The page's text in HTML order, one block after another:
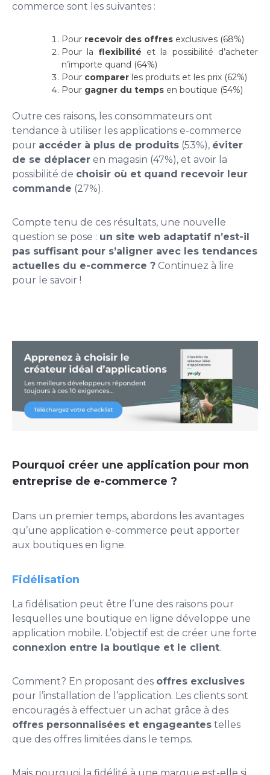
commerce sont les suivantes :
Pour recevoir des offres exclusives (68%)
Pour la flexibilité et la possibilité d’acheter
n’importe quand (64%)
Pour comparer les produits et les prix (62%)
Pour gagner du temps en boutique (54%)
Outre ces raisons, les consommateurs ont
tendance à utiliser les applications e-commerce
pour accéder à plus de produits (53%), éviter
de se déplacer en magasin (47%), et avoir la
possibilité de choisir où et quand recevoir leur
commande (27%).
Compte tenu de ces résultats, une nouvelle
question se pose : un site web adaptatif n’est-il
pas suffisant pour s’aligner avec les tendances
actuelles du e-commerce ? Continuez à lire
pour le savoir !
Pourquoi créer une application pour mon
entreprise de e-commerce ?
Dans un premier temps, abordons les avantages
qu’une application e-commerce peut apporter
aux boutiques en ligne.
Fidélisation
La fidélisation peut être l’une des raisons pour
lesquelles une boutique en ligne développe une
application mobile. L’objectif est de créer une forte
connexion entre la boutique et le client.
Comment? En proposant des offres exclusives
pour l’installation de l’application. Les clients sont
encouragés à effectuer un achat grâce à des
offres personnalisées et engageantes telles
que des offres limitées dans le temps.